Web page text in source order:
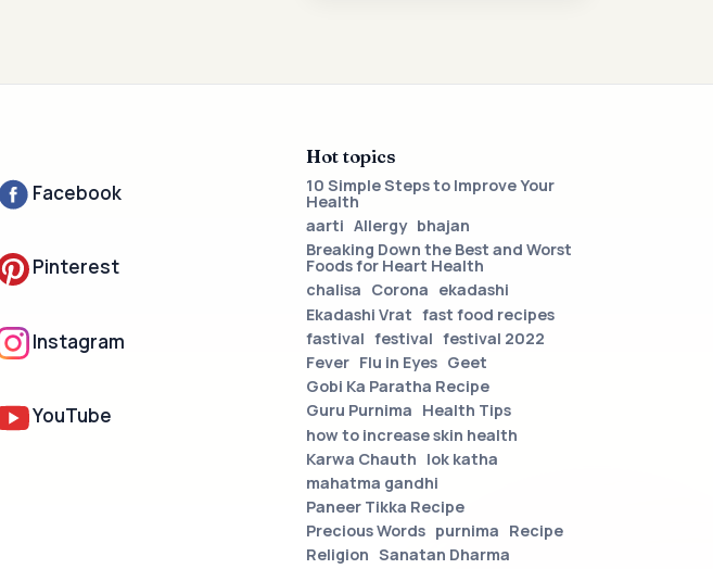
Facebook
Pinterest
Instagram
YouTube
Hot topics
10 Simple Steps to Improve Your
Health
aarti Allergy bhajan
Breaking Down the Best and Worst
Foods for Heart Health
chalisa Corona ekadashi
Ekadashi Vrat fast food recipes
fastival festival festival 2022
Fever Flu in Eyes Geet
Gobi Ka Paratha Recipe
Guru Purnima Health Tips
how to increase skin health
Karwa Chauth lok katha
mahatma gandhi
Paneer Tikka Recipe
Precious Words purnima Recipe
Religion Sanatan Dharma